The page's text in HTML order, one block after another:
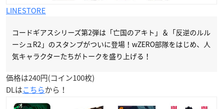
LINESTORE
コードギアスシリーズ第2弾は「亡国のアキト」＆「反逆のルル
ーシュR2」のスタンプがついに登場！wZERO部隊をはじめ、人
気キャラクターたちがトークを盛り上げる！
価格は240円(コイン100枚)
DLはこちらから！